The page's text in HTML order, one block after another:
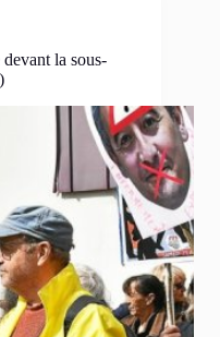
la sous-